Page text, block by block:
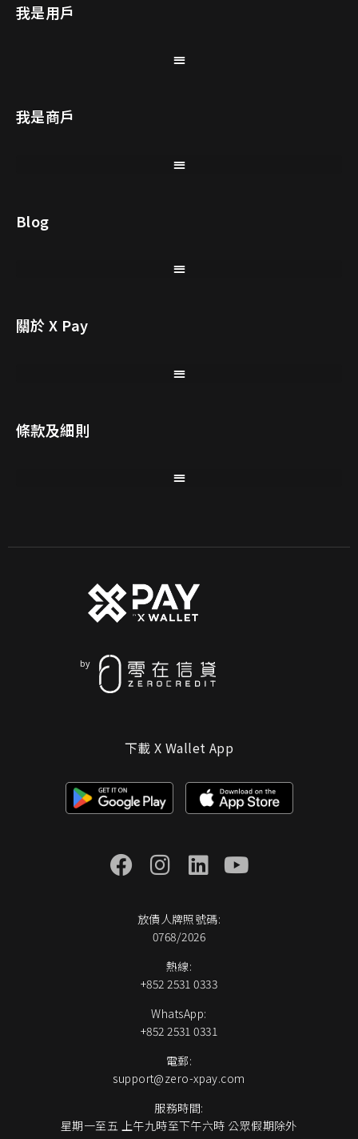
我是用戶
我是商戶
Blog
關於 X Pay
條款及細則
下載 X Wallet App
放債人牌照號碼:
0768/2026
熱線:
+852 2531 0333
WhatsApp:
+852 2531 0331
電郵:
support@zero-xpay.com
服務時間:
星期一至五 上午九時至下午六時 公眾假期除外